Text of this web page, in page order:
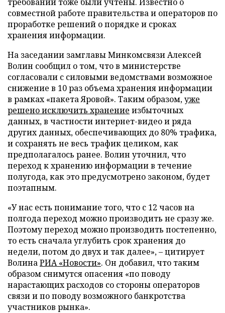
совместной работе правительства и операторов по
проработке решений о порядке и сроках
хранения информации.
На заседании замглавы Минкомсвязи Алексей
Волин сообщил о том, что в министерстве
согласовали с силовыми ведомствами возможное
снижение в 10 раз объема хранения информации
в рамках «пакета Яровой». Таким образом,уже
решено исключить хранение избыточных
данных, в частности интернет-видео и ряда
других данных, обеспечивающих до 80% трафика,
и сохранять не весь трафик целиком, как
предполагалось ранее. Волин уточнил, что
переход к хранению информации в течение
полугода, как это предусмотрено законом, будет
поэтапным.
«У нас есть понимание того, что с 12 часов на
полгода переход можно производить не сразу же.
Поэтому переход можно производить постепенно,
то есть сначала углубить срок хранения до
недели, потом до двух и так далее», – цитирует
ВолинаРИА «Новости». Он добавил, что таким
образом снимутся опасения «по поводу
нарастающих расходов со стороны операторов
связи и по поводу возможного банкротства
участников рынка».